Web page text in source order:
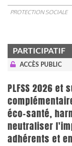
PROTECTION SOCIALE
PARTICIPATIF
ACCÈS PUBLIC
PLFSS 2026
éco-santé,
neutraliser
adhérents et